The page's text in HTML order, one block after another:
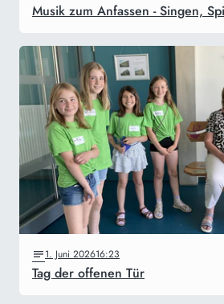
Musik zum Anfassen - Singen,
1. Juni 202616:23
Tag der offenen Tür